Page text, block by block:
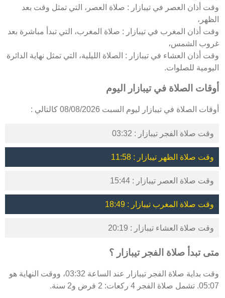
وقت أذان العصر في تيبازار : صلاة العصر، التي تمثل وقت بعد
الظهر،
وقت أذان المغرب في تيبازار : صلاة المغرب، التي تبدأ مباشرة بعد
غروب الشمس،
وقت أذان العشاء في تيبازار : الصلاة الليلية، التي تمثل نهاية الدائرة
اليومية للصلوات.
أوقات الصلاة في تيبازار اليوم
أوقات الصلاة في تيبازار ليوم السبت 08/08/2026 كالتالي :
وقت صلاة الفجر تيبازار : 03:32
وقت صلاة الظهر تيبازار : 11:58
وقت صلاة العصر تيبازار : 15:44
وقت صلاة المغرب تيبازار : 18:49
وقت صلاة العشاء تيبازار : 20:19
متى تبدأ صلاة الفجر تيبازار ؟
وقت بداية صلاة الفجر تيبازار عند الساعة 03:32، ووقت النهاية هو
05:07. تشمل صلاة الفجر 4 ركعات: 2 فرض و2 سنة.